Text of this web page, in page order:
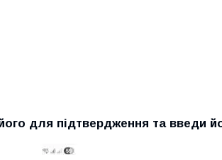
для підтвердження та введи